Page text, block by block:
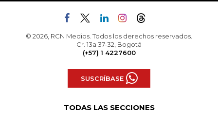
© 2026, RCN Medios. Todos los derechos reservados.
Cr. 13a 37-32, Bogotá
(+57) 1 4227600
SUSCRÍBASE
TODAS LAS SECCIONES